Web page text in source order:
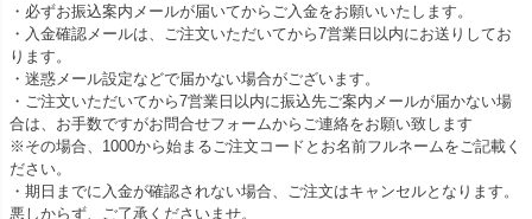
・必ずお振込案内メールが届いてからご入金をお願いいたします。
・入金確認メールは、ご注文いただいてから7営業日以内にお送りしてお
ります。
・迷惑メール設定などで届かない場合がございます。
・ご注文いただいてから7営業日以内に振込先ご案内メールが届かない場
合は、お手数ですがお問合せフォームからご連絡をお願い致します
※その場合、1000から始まるご注文コードとお名前フルネームをご記載く
ださい。
・期日までに入金が確認されない場合、ご注文はキャンセルとなります。
悪しからず、ご了承くださいませ。